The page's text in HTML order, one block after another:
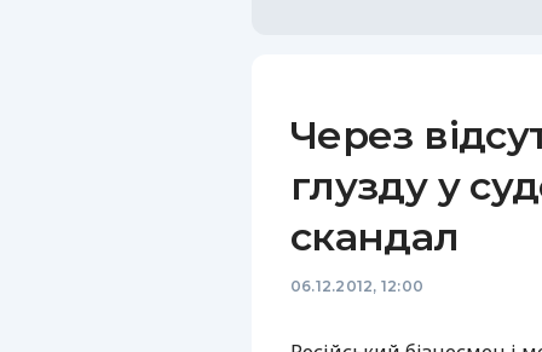
Через
глузду у
скандал
06.12.2012, 12:00